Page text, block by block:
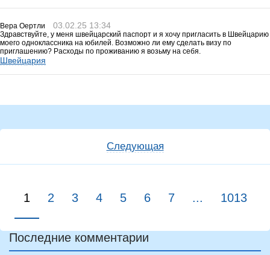
Вера Оертли 03.02.25 13:34
Здравствуйте, у меня швейцарский паспорт и я хочу пригласить в Швейцарию
моего одноклассника на юбилей. Возможно ли ему сделать визу по
приглашению? Расходы по проживанию я возьму на себя.
Швейцария
Следующая
1 2 3 4 5 6 7 ... 1013
Последние комментарии